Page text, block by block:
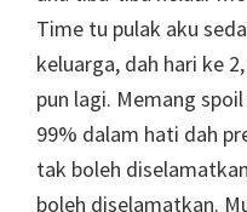
Time tu pulak aku
keluarga, dah hari ke
pun lagi. Memang
99% dalam hati dah
tak boleh
boleh diselamatkan.